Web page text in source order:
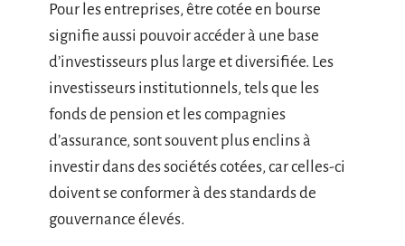
Pour les entreprises, être cotée en bourse
signifie aussi pouvoir accéder à une base
d’investisseurs plus large et diversifiée. Les
investisseurs institutionnels, tels que les
fonds de pension et les compagnies
d’assurance, sont souvent plus enclins à
investir dans des sociétés cotées, car celles-ci
doivent se conformer à des standards de
gouvernance élevés.